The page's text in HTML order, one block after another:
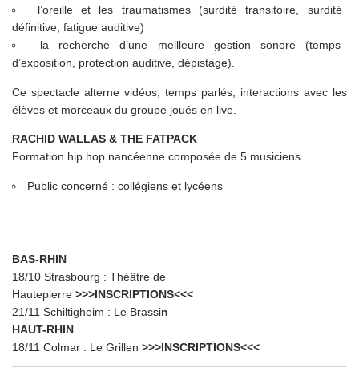
l’oreille et les traumatismes (surdité transitoire, surdité
définitive, fatigue auditive)
la recherche d’une meilleure gestion sonore (temps
d’exposition, protection auditive, dépistage).
Ce spectacle alterne vidéos, temps parlés, interactions avec les
élèves et morceaux du groupe joués en live.
RACHID WALLAS & THE FATPACK
Formation hip hop nancéenne composée de 5 musiciens.
Public concerné : collégiens et lycéens
BAS-RHIN
18/10 Strasbourg : Théâtre de
Hautepierre >>>INSCRIPTIONS<<<
21/11 Schiltigheim : Le Brassin
HAUT-RHIN
18/11 Colmar : Le Grillen >>>INSCRIPTIONS<<<